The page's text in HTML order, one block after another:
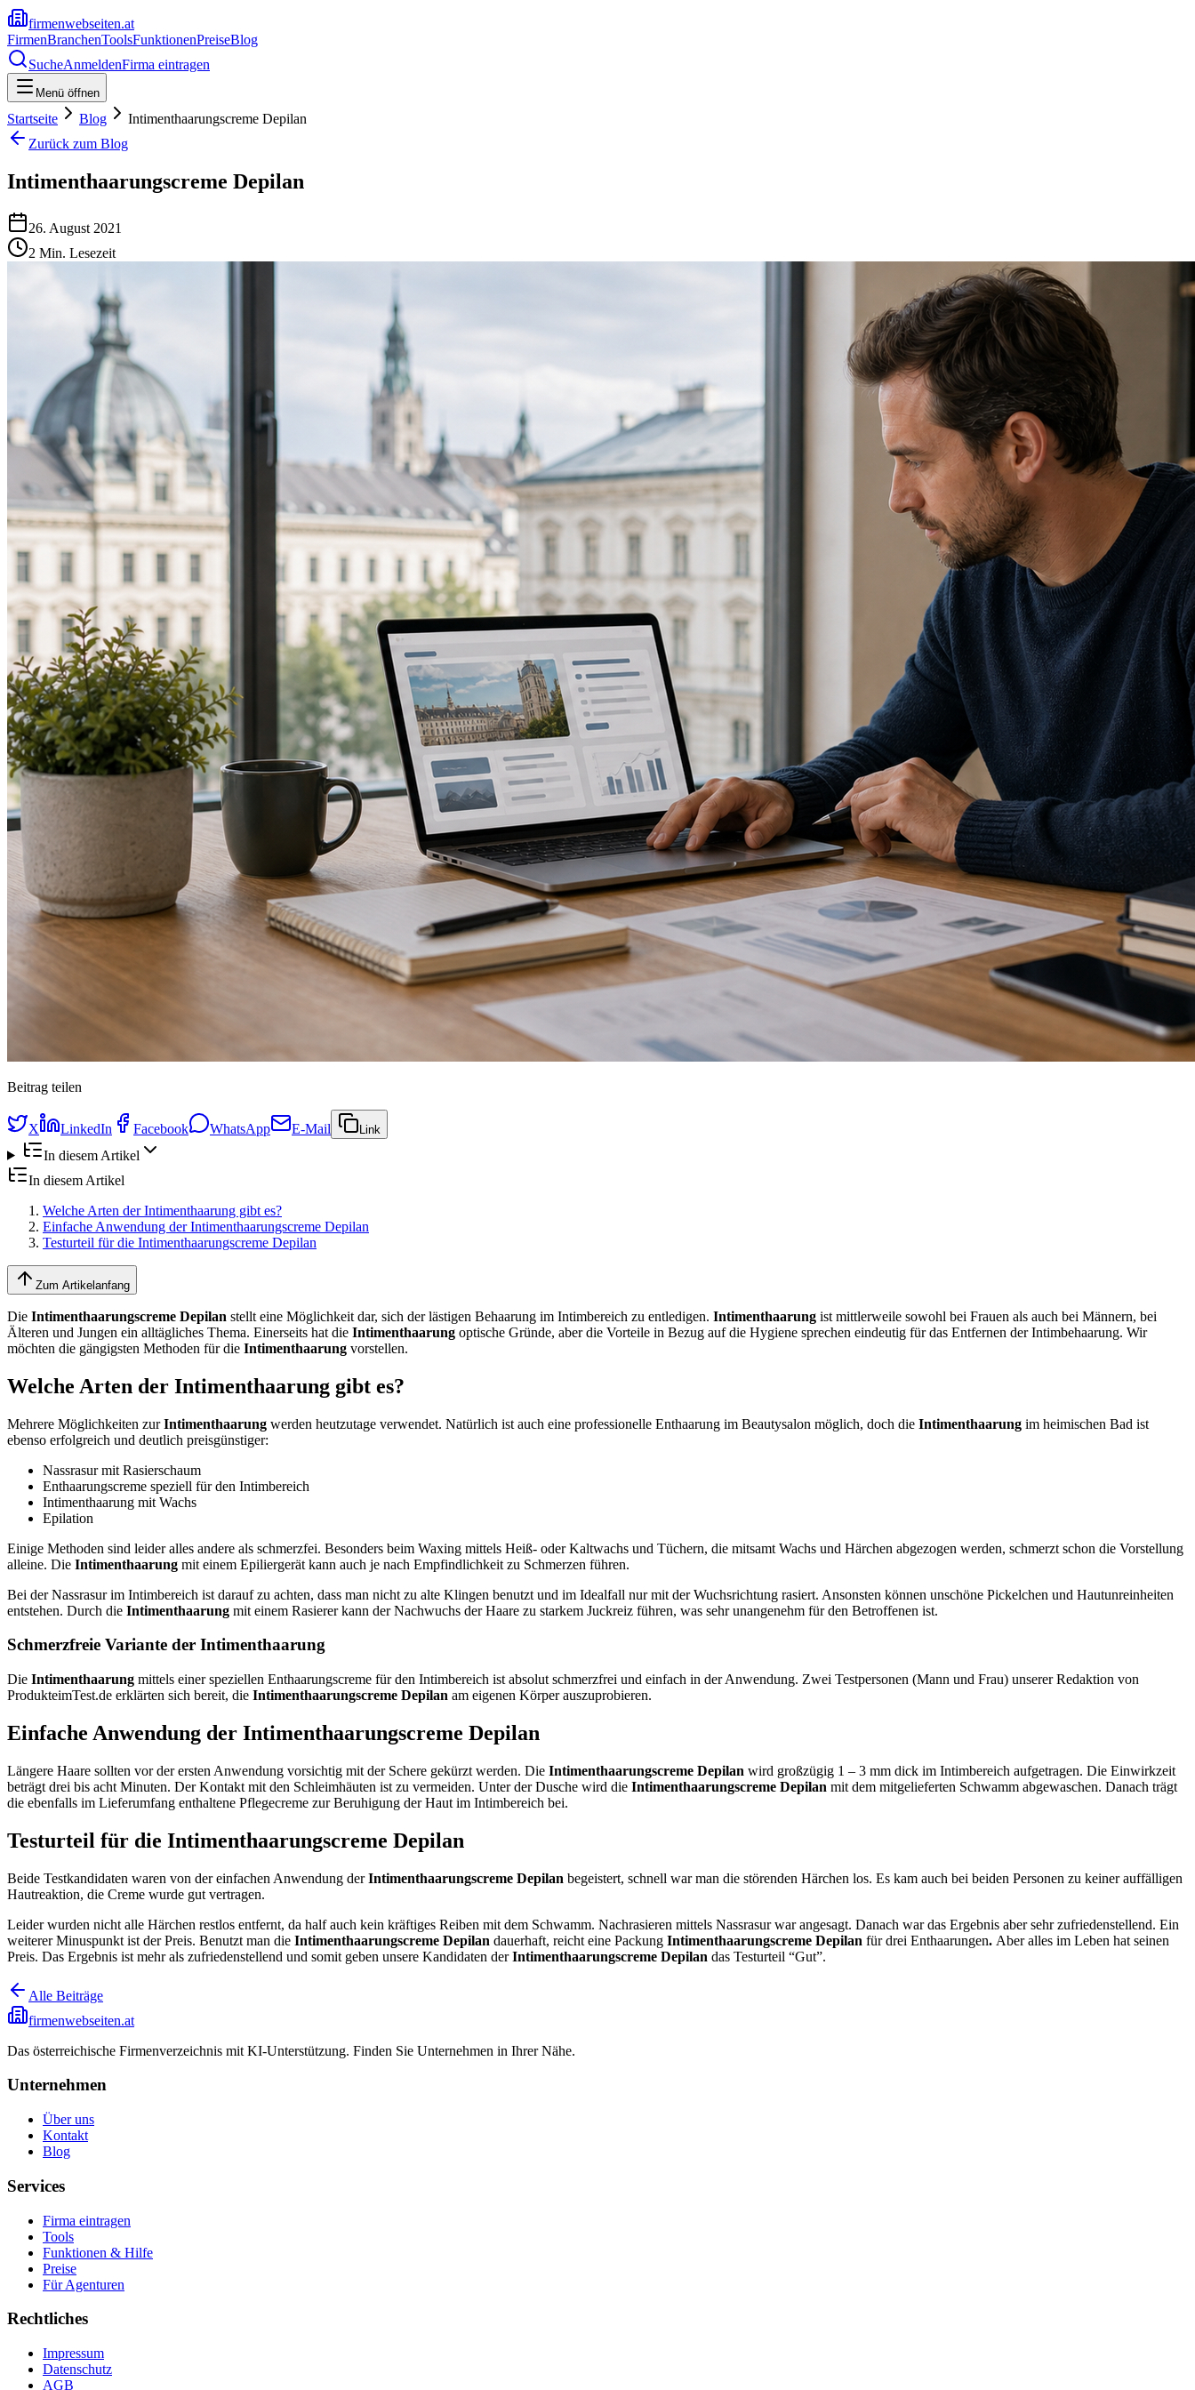
firmenwebseiten.at
FirmenBranchenToolsFunktionenPreiseBlog
SucheAnmeldenFirma eintragen
Menü öffnen
Startseite Blog
Intimenthaarungscreme Depilan
Zurück zum Blog
Intimenthaarungscreme Depilan
26. August 2021
2 Min. Lesezeit
Beitrag teilen
X LinkedIn Facebook WhatsApp E-Mail Link
In diesem Artikel
In diesem Artikel
Welche Arten der Intimenthaarung gibt es?
Einfache Anwendung der Intimenthaarungscreme Depilan
Testurteil für die Intimenthaarungscreme Depilan
Zum Artikelanfang
Die Intimenthaarungscreme Depilan stellt eine Möglichkeit dar, sich der lästigen Behaarung im Intimbereich zu entledigen. Intimenthaarung ist mittlerweile sowohl bei Frauen als auch bei Männern, bei
Älteren und Jungen ein alltägliches Thema. Einerseits hat die Intimenthaarung optische Gründe, aber die Vorteile in Bezug auf die Hygiene sprechen eindeutig für das Entfernen der Intimbehaarung. Wir
möchten die gängigsten Methoden für die Intimenthaarung vorstellen.
Welche Arten der Intimenthaarung gibt es?
Mehrere Möglichkeiten zurIntimenthaarung werden heutzutage verwendet. Natürlich ist auch eine professionelle Enthaarung im Beautysalon möglich, doch die Intimenthaarung im heimischen Bad ist
ebenso erfolgreich und deutlich preisgünstiger:
Nassrasur mit Rasierschaum
Enthaarungscreme speziell für den Intimbereich
Intimenthaarung mit Wachs
Epilation
Einige Methoden sind leider alles andere als schmerzfei. Besonders beim Waxing mittels Heiß- oder Kaltwachs und Tüchern, die mitsamt Wachs und Härchen abgezogen werden, schmerzt schon die Vorstellung
alleine. Die Intimenthaarung mit einem Epiliergerät kann auch je nach Empfindlichkeit zu Schmerzen führen.
Bei der Nassrasur im Intimbereich ist darauf zu achten, dass man nicht zu alte Klingen benutzt und im Idealfall nur mit der Wuchsrichtung rasiert. Ansonsten können unschöne Pickelchen und Hautunreinheiten
entstehen. Durch die Intimenthaarung mit einem Rasierer kann der Nachwuchs der Haare zu starkem Juckreiz führen, was sehr unangenehm für den Betroffenen ist.
Schmerzfreie Variante der Intimenthaarung
Die Intimenthaarung mittels einer speziellen Enthaarungscreme für den Intimbereich ist absolut schmerzfrei und einfach in der Anwendung. Zwei Testpersonen (Mann und Frau) unserer Redaktion von
ProdukteimTest.de erklärten sich bereit, die Intimenthaarungscreme Depilan am eigenen Körper auszuprobieren.
Einfache Anwendung der Intimenthaarungscreme Depilan
Längere Haare sollten vor der ersten Anwendung vorsichtig mit der Schere gekürzt werden. Die Intimenthaarungscreme Depilan wird großzügig 1 – 3 mm dick im Intimbereich aufgetragen. Die Einwirkzeit
beträgt drei bis acht Minuten. Der Kontakt mit den Schleimhäuten ist zu vermeiden. Unter der Dusche wird die Intimenthaarungscreme Depilan mit dem mitgelieferten Schwamm abgewaschen. Danach trägt
die ebenfalls im Lieferumfang enthaltene Pflegecreme zur Beruhigung der Haut im Intimbereich bei.
Testurteil für die Intimenthaarungscreme Depilan
Beide Testkandidaten waren von der einfachen Anwendung derIntimenthaarungscreme Depilan begeistert, schnell war man die störenden Härchen los. Es kam auch bei beiden Personen zu keiner auffälligen
Hautreaktion, die Creme wurde gut vertragen.
Leider wurden nicht alle Härchen restlos entfernt, da half auch kein kräftiges Reiben mit dem Schwamm. Nachrasieren mittels Nassrasur war angesagt. Danach war das Ergebnis aber sehr zufriedenstellend. Ein
weiterer Minuspunkt ist der Preis. Benutzt man die Intimenthaarungscreme Depilan dauerhaft, reicht eine Packung Intimenthaarungscreme Depilan für drei Enthaarungen. Aber alles im Leben hat seinen
Preis. Das Ergebnis ist mehr als zufriedenstellend und somit geben unsere Kandidaten derIntimenthaarungscreme Depilan das Testurteil “Gut”.
Alle Beiträge
firmenwebseiten.at
Das österreichische Firmenverzeichnis mit KI-Unterstützung. Finden Sie Unternehmen in Ihrer Nähe.
Unternehmen
Über uns
Kontakt
Blog
Services
Firma eintragen
Tools
Funktionen & Hilfe
Preise
Für Agenturen
Rechtliches
Impressum
Datenschutz
AGB